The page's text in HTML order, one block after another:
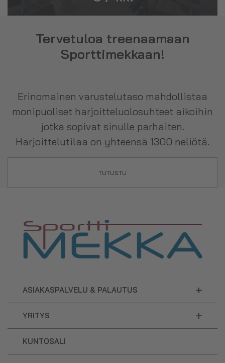
Tervetuloa treenaamaan
Sporttimekkaan!
Erinomainen varustelutaso mahdollistaa
monipuoliset harjoitteluolosuhteet aikoihin
jotka sopivat sinulle parhaiten.
Harjoittelutilaa on yhteensä 1300 neliötä.
TUTUSTU
ASIAKASPALVELU & PALAUTUS +
YRITYS +
KUNTOSALI